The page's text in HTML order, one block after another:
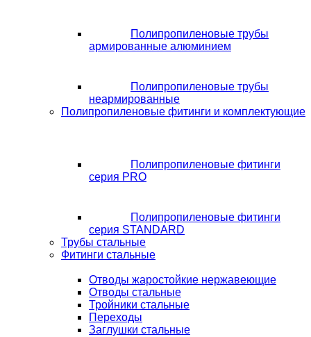
Полипропиленовые трубы
армированные алюминием
Полипропиленовые трубы
неармированные
Полипропиленовые фитинги и комплектующие
Полипропиленовые фитинги
серия PRO
Полипропиленовые фитинги
серия STANDARD
Трубы стальные
Фитинги стальные
Отводы жаростойкие нержавеющие
Отводы стальные
Тройники стальные
Переходы
Заглушки стальные